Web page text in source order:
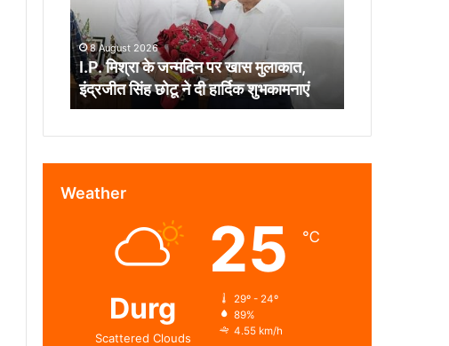
खास
मुलाकात,
इंद्रजीत
सिंह
छोटू
ने
शुभकामनाएं
8 August 2026
I.P. मिश्रा के जन्मदिन पर खास मुलाकात,
इंद्रजीत सिंह छोटू ने दी हार्दिक शुभकामनाएं
Weather
Durg
Scattered Clouds
25 ℃
29º - 24º
89%
4.55 km/h